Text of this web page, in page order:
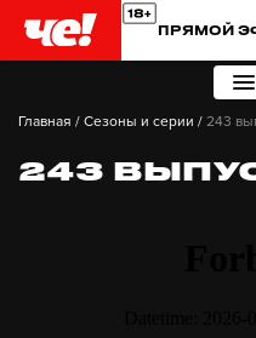
ПРЯМОЙ
Главная / Сезоны и серии / 243
243